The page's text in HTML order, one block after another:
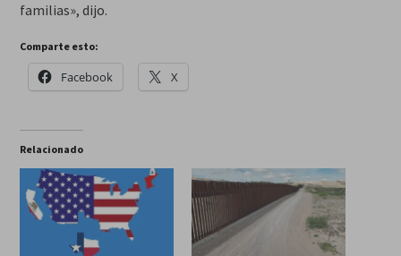
familias», dijo.
Comparte esto:
Facebook X
Relacionado